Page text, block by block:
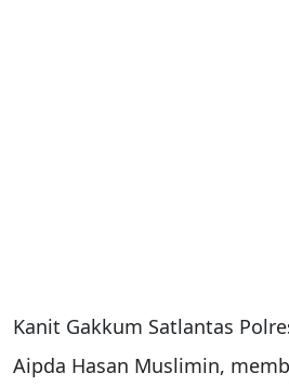
Kanit Gakkum Satlantas
Aipda Hasan Muslimin,